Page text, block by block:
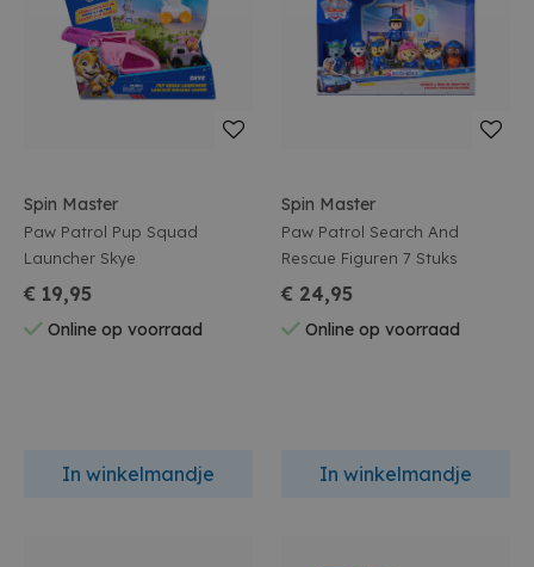
Spin Master
Paw Patrol Pup Squad
Launcher Skye
€ 19,95
Online op voorraad
In winkelmandje
Spin Master
Paw Patrol Search And
Rescue Figuren 7 Stuks
€ 24,95
Online op voorraad
In winkelmandje